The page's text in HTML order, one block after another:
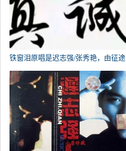
铁窗泪原唱是迟志强/张秀艳，由征途
雨中接吻翻唱(播放:91)